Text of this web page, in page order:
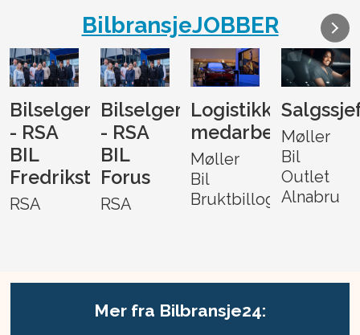
BilbransjeJOBBER
Bilselger
- RSA
BIL
Fredrikstad
RSA
Bilselger
- RSA
BIL
Forus
RSA
Logistikk-
medarbeider
Møller
Bil
Bruktbillogistikk
Møller
Bil
Outlet
Alnabru
Mer fra Bilbransje24: